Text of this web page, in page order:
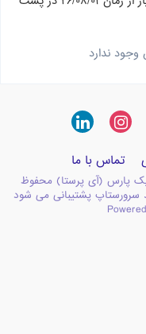
ندارد
تماس با ما
پارس (آی پرستا) محفوظ
پشتیبانی می شود